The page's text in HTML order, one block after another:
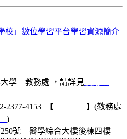
校」數位學習平台學習資源簡介
大學 教務處 ，請詳見
2377-4153 【
】(教務處
)
250號 醫學綜合大樓後棟四樓